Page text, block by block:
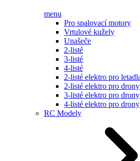
menu
Pro spalovací motory
Vrtulové kužely
Unašeče
2-listé
3-listé
4-listé
2-listé elektro pro
2-listé elektro pro drony
3-listé elektro pro drony
4-listé elektro pro drony
RC Modely